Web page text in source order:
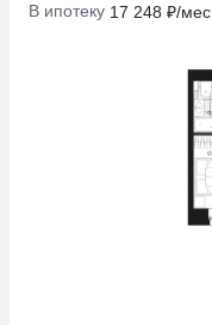
В ипотеку 17 248 ₽/мес